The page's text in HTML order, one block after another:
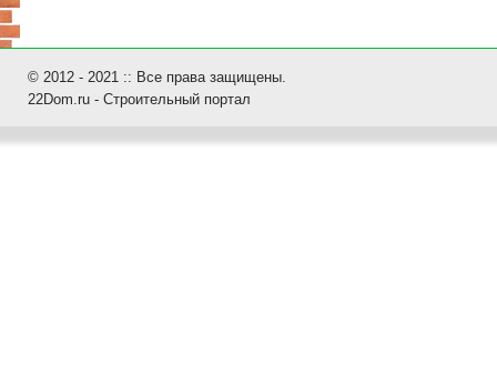
© 2012 - 2021 :: Все права защищены.
22Dom.ru - Строительный портал